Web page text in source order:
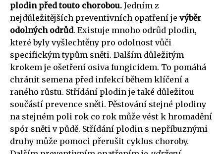
plodin před touto chorobou. Jedním z
nejdůležitějších preventivních opatření je výběr
odolných odrůd. Existuje mnoho odrůd plodin,
které byly vyšlechtěny pro odolnost vůči
specifickým typům sněti. Dalším důležitým
krokem je ošetření osiva fungicidem. To pomáhá
chránit semena před infekcí během klíčení a
raného růstu. Střídání plodin je také důležitou
součástí prevence sněti. Pěstování stejné plodiny
na stejném poli rok co rok může vést k hromadění
spór sněti v půdě. Střídání plodin s nepříbuznými
druhy může pomoci přerušit cyklus choroby.